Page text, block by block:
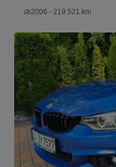
2006 - 219 521 km